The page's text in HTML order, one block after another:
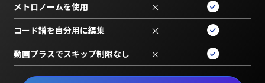
メトロノームを使用 ×
コード譜を自分用に編集 ×
動画プラスでスキップ制限なし ×